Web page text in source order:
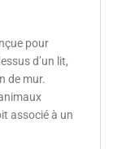
pour
d’un lit,
de mur.
associé à un